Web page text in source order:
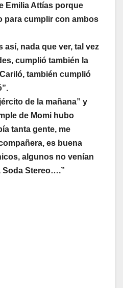
Emilia Attías porque
para cumplir con ambos
así, nada que ver, tal vez
cumplió también la
también cumplió
de la mañana” y
de Momi hubo
tanta gente, me
es buena
algunos no venían
Soda Stereo….”